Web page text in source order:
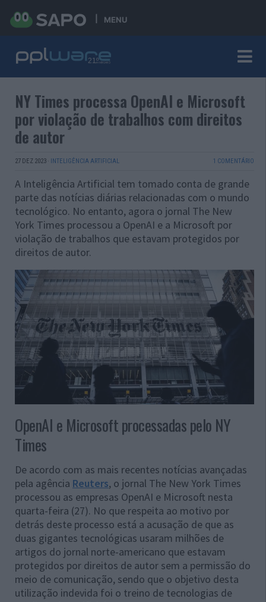
MENU
NY Times processa OpenAI e Microsoft
por violação de trabalhos com direitos
de autor
27 DEZ 2023 · INTELIGÊNCIA ARTIFICIAL 1 COMENTÁRIO
A Inteligência Artificial tem tomado conta de grande
parte das notícias diárias relacionadas com o mundo
tecnológico. No entanto, agora o jornal The New
York Times processou a OpenAI e a Microsoft por
violação de trabalhos que estavam protegidos por
direitos de autor.
OpenAI e Microsoft processadas pelo NY
Times
De acordo com as mais recentes notícias avançadas
pela agência Reuters, o jornal The New York Times
processou as empresas OpenAI e Microsoft nesta
quarta-feira (27). No que respeita ao motivo por
detrás deste processo está a acusação de que as
duas gigantes tecnológicas usaram milhões de
artigos do jornal norte-americano que estavam
protegidos por direitos de autor sem a permissão do
meio de comunicação, sendo que o objetivo desta
utilização indevida foi o treino de tecnologias de